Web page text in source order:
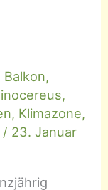
Balkon,
,
, Klimazone,
/ 23. Januar